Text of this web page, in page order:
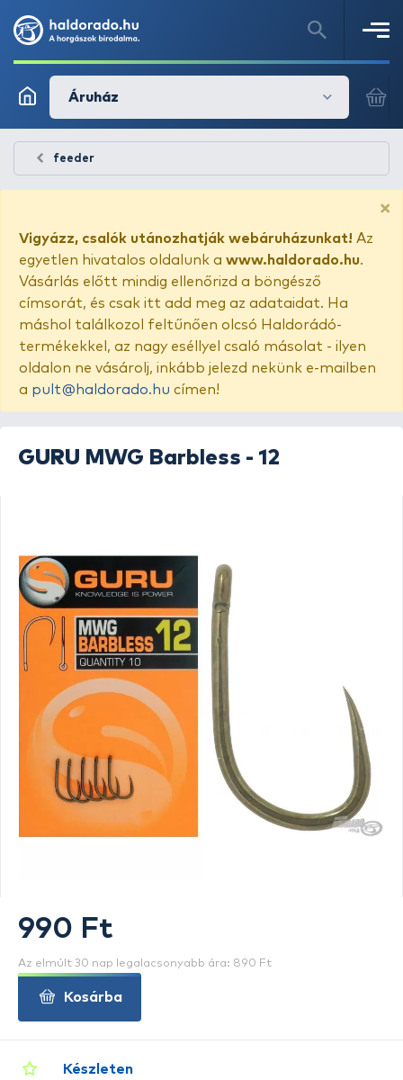
Áruház
feeder
×
Vigyázz, csalók utánozhatják webáruházunkat! Az
egyetlen hivatalos oldalunk a www.haldorado.hu.
Vásárlás előtt mindig ellenőrizd a böngésző
címsorát, és csak itt add meg az adataidat. Ha
máshol találkozol feltűnően olcsó Haldorádó-
termékekkel, az nagy eséllyel csaló másolat - ilyen
oldalon ne vásárolj, inkább jelezd nekünk e-mailben
a pult@haldorado.hu címen!
GURU MWG Barbless - 12
Készleten
990 Ft
Az elmúlt 30 nap legalacsonyabb ára: 890 Ft
Kosárba